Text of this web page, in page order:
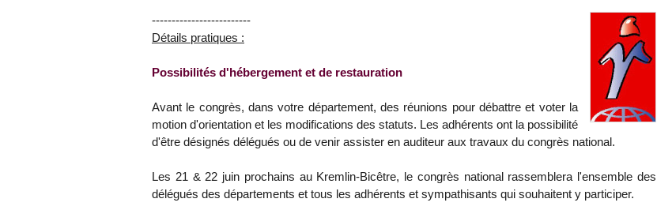
-------------------------
Détails pratiques :
Possibilités d'hébergement et de restauration
Avant le congrès, dans votre département, des réunions pour débattre et voter la
motion d'orientation et les modifications des statuts. Les adhérents ont la possibilité
d'être désignés délégués ou de venir assister en auditeur aux travaux du congrès national.
Les 21 & 22 juin prochains au Kremlin-Bicêtre, le congrès national rassemblera l'ensemble des
délégués des départements et tous les adhérents et sympathisants qui souhaitent y participer.